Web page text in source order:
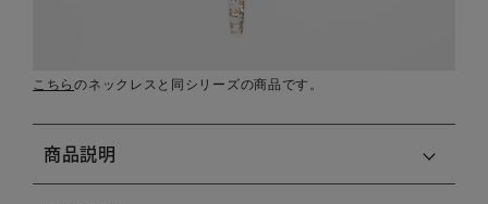
こちらのネックレスと同シリーズの商品です。
商品説明